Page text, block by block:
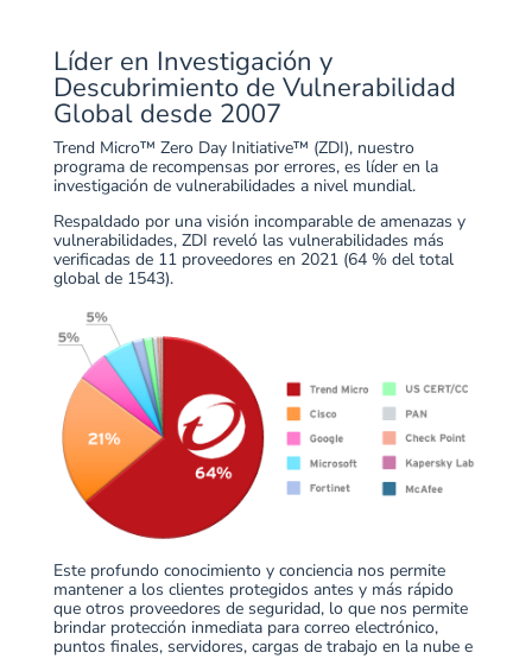
Líder en Investigación y
Descubrimiento de Vulnerabilidad
Global desde 2007
Trend Micro™ Zero Day Initiative™ (ZDI), nuestro
programa de recompensas por errores, es líder en la
investigación de vulnerabilidades a nivel mundial.
Respaldado por una visión incomparable de amenazas y
vulnerabilidades, ZDI reveló las vulnerabilidades más
verificadas de 11 proveedores en 2021 (64 % del total
global de 1543).
Este profundo conocimiento y conciencia nos permite
mantener a los clientes protegidos antes y más rápido
que otros proveedores de seguridad, lo que nos permite
brindar protección inmediata para correo electrónico,
puntos finales, servidores, cargas de trabajo en la nube e